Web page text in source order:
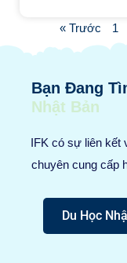
« Trước 1
Bạn Đang
Nhật Bản
IFK có sự liên kết
chuyên cung cấp
Du Học